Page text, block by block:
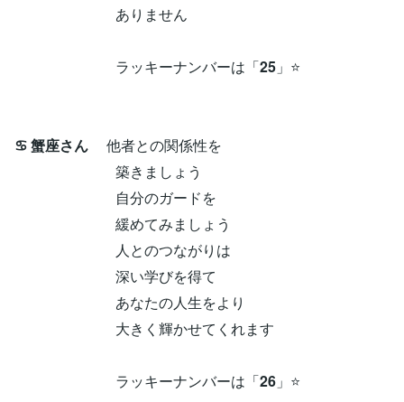
ありません
ラッキーナンバーは「25 」⭐
♋ 蟹座さん 他者との関係性を
築きましょう
自分のガードを
緩めてみましょう
人とのつながりは
深い学びを得て
あなたの人生をより
大きく輝かせてくれます
ラッキーナンバーは「26 」⭐